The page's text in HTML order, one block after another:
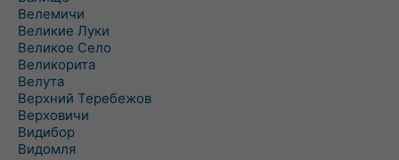
Велемичи
Великие Луки
Великое Село
Великорита
Велута
Верхний Теребежов
Верховичи
Видибор
Видомля